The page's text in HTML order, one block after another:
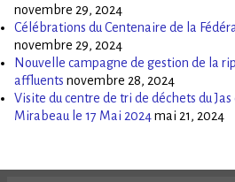
novembre 29, 2024
Célébrations du Centenaire de la
novembre 29, 2024
Nouvelle campagne de gestion de la
affluents novembre 28, 2024
Visite du centre de tri de déchets du Jas
Mirabeau le 17 Mai 2024mai 21, 2024